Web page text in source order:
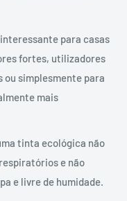
para casas
fortes, utilizadores
simplesmente para
mais
tinta ecológica não
e não
e livre de humidade.